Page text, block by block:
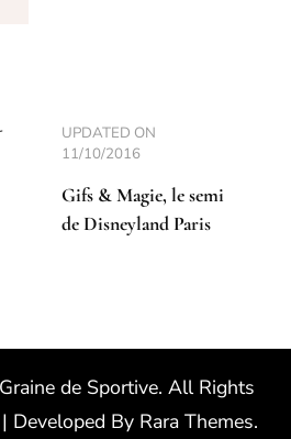
UPDATED ON
11/10/2016
Gifs & Magie, le semi
de Disneyland Paris
Graine de Sportive. All Rights
Developed By Rara Themes.